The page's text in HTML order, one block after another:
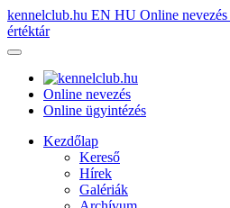
kennelclub.hu EN HU Online nevezés
értéktár
Online nevezés
Online ügyintézés
Kezdőlap
Kereső
Hírek
Galériák